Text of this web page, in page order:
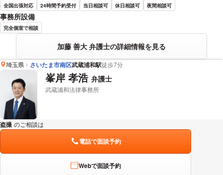
全国出張対応 24時間予約受付 当日相談可 休日相談可 夜間相談可
事務所設備
完全個室で相談
加藤 善大 弁護士の詳細情報を見る
埼玉県 さいたま市南区武蔵浦和駅徒歩7分
峯岸 孝浩 弁護士
武蔵浦和法律事務所
盗撮 のご相談は
電話で面談予約
Webで面談予約